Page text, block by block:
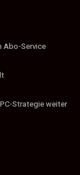
Abo-Service
Strategie weiter